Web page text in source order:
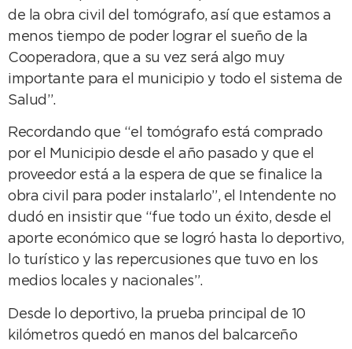
de la obra civil del tomógrafo, así que estamos a
menos tiempo de poder lograr el sueño de la
Cooperadora, que a su vez será algo muy
importante para el municipio y todo el sistema de
Salud”.
Recordando que “el tomógrafo está comprado
por el Municipio desde el año pasado y que el
proveedor está a la espera de que se finalice la
obra civil para poder instalarlo”, el Intendente no
dudó en insistir que “fue todo un éxito, desde el
aporte económico que se logró hasta lo deportivo,
lo turístico y las repercusiones que tuvo en los
medios locales y nacionales”.
Desde lo deportivo, la prueba principal de 10
kilómetros quedó en manos del balcarceño